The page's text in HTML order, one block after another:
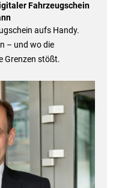
Fahrzeugschein
aufs Handy.
– und wo die
Grenzen stößt.